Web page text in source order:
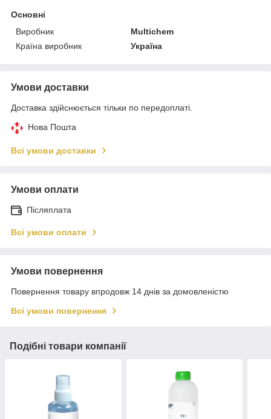
Основні
Виробник
Multichem
Країна виробник
Україна
Умови доставки
Доставка здійснюється тільки по передоплаті.
Нова Пошта
Всі умови доставки
Умови оплати
Післяплата
Всі умови оплати
Умови повернення
Повернення товару впродовж 14 днів за домовленістю
Всі умови повернення
Подібні товари компанії